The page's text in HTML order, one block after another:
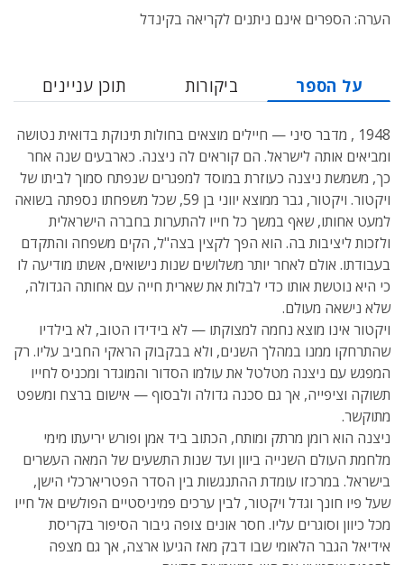
הערה: הספרים אינם ניתנים לקריאה בקינדל
על הספר ביקורות תוכן עניינים
1948 , מדבר סיני — חיילים מוצאים בחולות תינוקת בדואית נטושה
ומביאים אותה לישראל. הם קוראים לה ניצנה. כארבעים שנה אחר
כך, משמשת ניצנה כעוזרת במוסד למפגרים שנפתח סמוך לביתו של
ויקטור. ויקטור, גבר ממוצא יווני בן 59, שכל משפחתו נספתה בשואה
למעט אחותו, שאף במשך כל חייו להתערות בחברה הישראלית
ולזכות ליציבות בה. הוא הפך לקצין בצה"ל, הקים משפחה והתקדם
בעבודתו. אולם לאחר יותר משלושים שנות נישואים, אשתו מודיעה לו
כי היא נוטשת אותו כדי לבלות את שארית חייה עם אחותה הגדולה,
שלא נישאה מעולם.
ויקטור אינו מוצא נחמה למצוקתו — לא בידידו הטוב, לא בילדיו
שהתרחקו ממנו במהלך השנים, ולא בבקבוק הראקי החביב עליו. רק
המפגש עם ניצנה מטלטל את עולמו הסדור והמוגדר ומכניס לחייו
תשוקה וציפייה, אך גם סכנה גדולה ולבסוף — אישום ברצח ומשפט
מתוקשר.
ניצנה הוא רומן מרתק ומותח, הכתוב ביד אמן ופורש יריעתו מימי
מלחמת העולם השנייה ביוון ועד שנות התשעים של המאה העשרים
בישראל. במרכזו עומדת ההתנגשות בין הסדר הפטריארכלי הישן,
שעל פיו חונך וגדל ויקטור, לבין ערכים פמיניסטיים הפולשים אל חייו
מכל כיוון וסוגרים עליו. חסר אונים צופה גיבור הסיפור בקריסת
אידיאל הגבר הלאומי שבו דבק מאז הגיעוֹ ארצה, אך גם מצפה